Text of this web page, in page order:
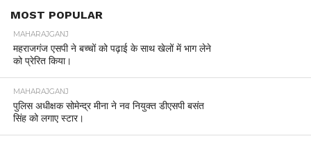
MOST POPULAR
MAHARAJGANJ
महराजगंज एसपी ने बच्चों को पढ़ाई के साथ खेलों में भाग लेने
को प्रेरित किया।
MAHARAJGANJ
पुलिस अधीक्षक सोमेन्द्र मीना ने नव नियुक्त डीएसपी बसंत
सिंह को लगाए स्टार।